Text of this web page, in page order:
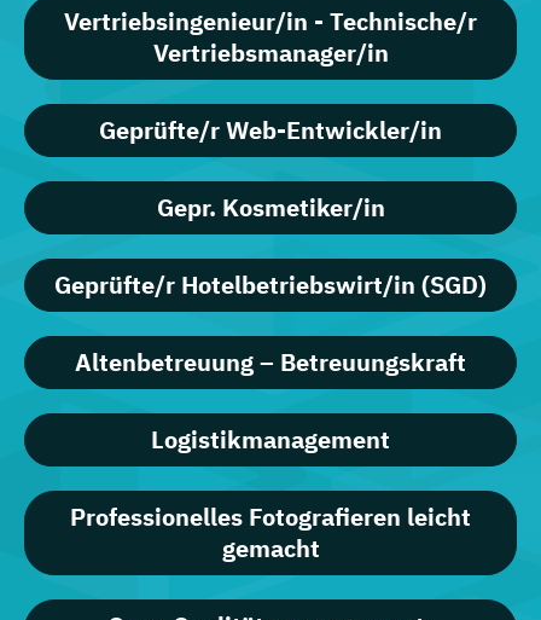
Vertriebsingenieur/in - Technische/r
Vertriebsmanager/in
Geprüfte/r Web-Entwickler/in
Gepr. Kosmetiker/in
Geprüfte/r Hotelbetriebswirt/in (SGD)
Altenbetreuung – Betreuungskraft
Logistikmanagement
Professionelles Fotografieren leicht
gemacht